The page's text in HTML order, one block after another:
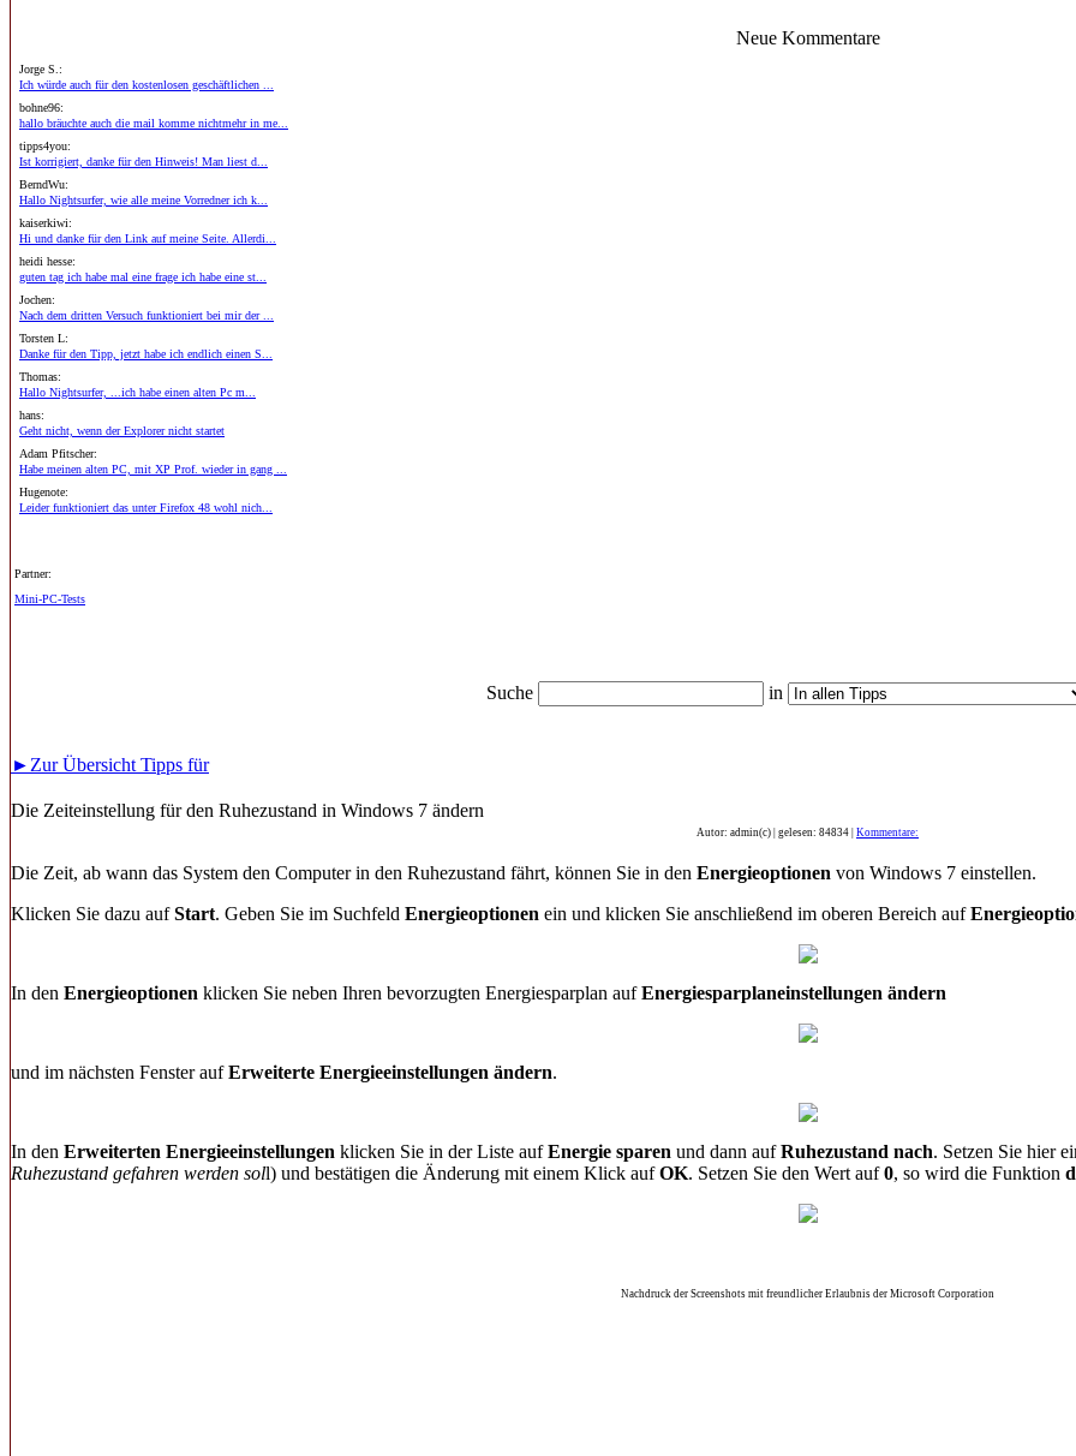
Neue Kommentare
Jorge S.:
Ich würde auch für den kostenlosen geschäftlichen ...
bohne96:
hallo bräuchte auch die mail komme nichtmehr in me...
tipps4you:
Ist korrigiert, danke für den Hinweis! Man liest d...
BerndWu:
Hallo Nightsurfer, wie alle meine Vorredner ich k...
kaiserkiwi:
Hi und danke für den Link auf meine Seite. Allerdi...
heidi hesse:
guten tag ich habe mal eine frage ich habe eine st...
Jochen:
Nach dem dritten Versuch funktioniert bei mir der ...
Torsten L:
Danke für den Tipp, jetzt habe ich endlich einen S...
Thomas:
Hallo Nightsurfer, ...ich habe einen alten Pc m...
hans:
Geht nicht, wenn der Explorer nicht startet
Adam Pfitscher:
Habe meinen alten PC, mit XP Prof. wieder in gang ...
Hugenote:
Leider funktioniert das unter Firefox 48 wohl nich...
Partner:
Mini-PC-Tests
Suche in
►Zur Übersicht Tipps für
Die Zeiteinstellung für den Ruhezustand in Windows 7 ändern
Autor: admin(c) | gelesen: 84834 | Kommentare:
Die Zeit, ab wann das System den Computer in den Ruhezustand fährt, können Sie in den Energieoptionen von Windows 7 einstellen.
Klicken Sie dazu aufStart. Geben Sie im Suchfeld Energieoptionen ein und klicken Sie anschließend im oberen Bereich auf
In den Energieoptionen klicken Sie neben Ihren bevorzugten Energiesparplan aufEnergiesparplaneinstellungen ändern
und im nächsten Fenster aufErweiterte Energieeinstellungen ändern.
In den Erweiterten Energieeinstellungen klicken Sie in der Liste aufEnergie sparen und dann aufRuhezustand nach. Setzen Sie hier
Ruhezustand gefahren werden soll) und bestätigen die Änderung mit einem Klick aufOK. Setzen Sie den Wert auf0, so wird die Funktion
Nachdruck der Screenshots mit freundlicher Erlaubnis der Microsoft Corporation